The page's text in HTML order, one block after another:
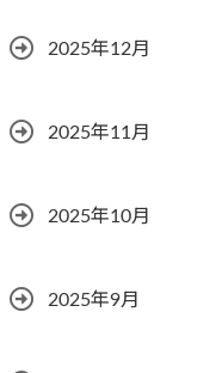
2025年12月
2025年11月
2025年10月
2025年9月